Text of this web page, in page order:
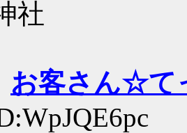
社
お客さん☆て